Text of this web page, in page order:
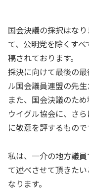
国会決議の採択はな
て、公明党を除くす
稿されております。
採決に向けて最後の
ル国会議員連盟の先生
また、国会決議のた
ウイグル協会に、さ
に敬意を評するもので
私は、一介の地方議
て述べさせて頂きた
なります。